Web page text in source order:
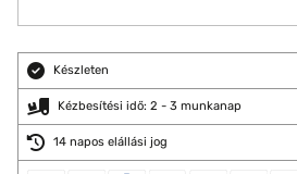
Készleten
Kézbesítési idő: 2 - 3 munkanap
14 napos elállási jog